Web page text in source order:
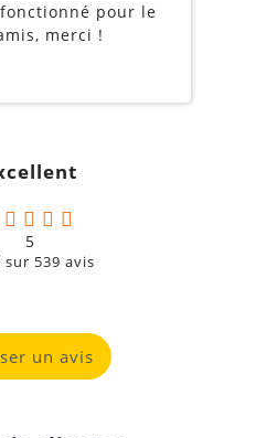
pour le
merci !
5
sur 539 avis
un avis